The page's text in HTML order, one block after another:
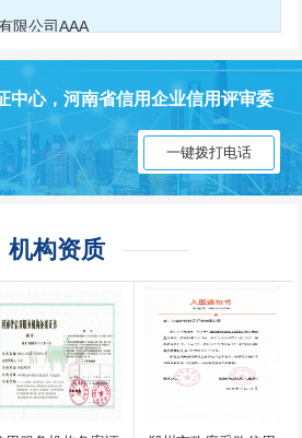
公司AAA
限公司AAA
AAA
限公司AAA
AAA
中心，河南省信用企业信用评审委
一键拨打电话
机构资质